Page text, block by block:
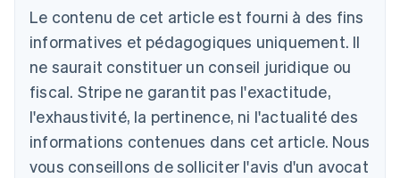
Le contenu de cet article est fourni à des fins
informatives et pédagogiques uniquement. Il
ne saurait constituer un conseil juridique ou
fiscal. Stripe ne garantit pas l'exactitude,
l'exhaustivité, la pertinence, ni l'actualité des
informations contenues dans cet article. Nous
vous conseillons de solliciter l'avis d'un avocat
Australie
English
Autriche
DeutschEnglish
NederlandsFrançaisDeutsch English
Brésil
Português
Bulgarie
English